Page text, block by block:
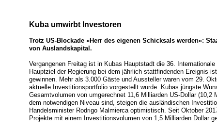
Kuba umwirbt Investoren
Trotz US-Blockade »Herr des eigenen Schicksals werden«:
von Auslandskapital.
Vergangenen Freitag ist in Kubas Hauptstadt die 36.
Hauptziel der Regierung bei dem jährlich stattfindenden Ereignis
gewinnen. Mehr als 3.000 Gäste und Aussteller waren vom 29.
aktuelle Investitionsportfolio vorgestellt wurde. Kubas jüngste
Gesamtvolumen von umgerechnet 11,6 Milliarden US-Dollar (10,2
dem notwendigen Niveau sind, steigen die ausländischen
Handelsminister Rodrigo Malmierca optimistisch. Seit Oktober
Projekte mit einem Investitionsvolumen von 1,5 Milliarden Dollar